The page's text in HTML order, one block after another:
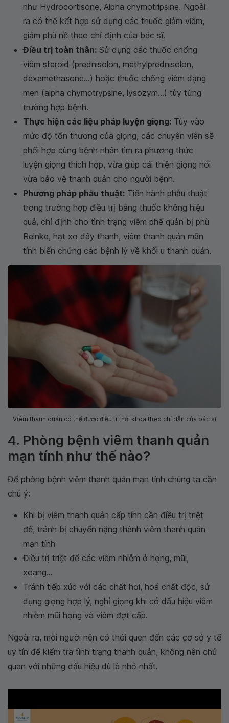
như Hydrocortisone, Alpha chymotripsine. Ngoài
ra có thể kết hợp sử dụng các thuốc giảm viêm,
giảm phù nề theo chỉ định của bác sĩ.
Điều trị toàn thân: Sử dụng các thuốc chống
viêm steroid (prednisolon, methylprednisolon,
dexamethasone...) hoặc thuốc chống viêm dạng
men (alpha chymotrypsine, lysozym...) tùy từng
trường hợp bệnh.
Thực hiện các liệu pháp luyện giọng: Tùy vào
mức độ tổn thương của giọng, các chuyên viên sẽ
phối hợp cùng bệnh nhân tìm ra phương thức
luyện giọng thích hợp, vừa giúp cải thiện giọng nói
vừa bảo vệ thanh quản cho người bệnh.
Phương pháp phẫu thuật: Tiến hành phẫu thuật
trong trường hợp điều trị bằng thuốc không hiệu
quả, chỉ định cho tình trạng viêm phế quản bị phù
Reinke, hạt xơ dây thanh, viêm thanh quản mãn
tính biến chứng các bệnh lý về khối u thanh quản.
Viêm thanh quản có thể được điều trị nội khoa theo chỉ dẫn của bác sĩ
4. Phòng bệnh viêm thanh quản
mạn tính như thế nào?
Để phòng bệnh viêm thanh quản mạn tính chúng ta cần
chú ý:
Khi bị viêm thanh quản cấp tính cần điều trị triệt
để, tránh bị chuyển nặng thành viêm thanh quản
mạn tính
Điều trị triệt để các viêm nhiễm ở họng, mũi,
xoang...
Tránh tiếp xúc với các chất hơi, hoá chất độc, sử
dụng giọng hợp lý, nghỉ giọng khi có dấu hiệu viêm
nhiễm mũi họng và viêm đợt cấp.
Ngoài ra, mỗi người nên có thói quen đến các cơ sở y tế
uy tín để kiểm tra tình trạng thanh quản, không nên chủ
quan với những dấu hiệu dù là nhỏ nhất.